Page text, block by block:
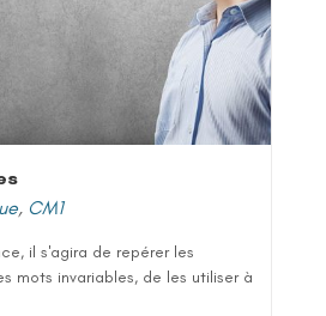
, CM1
il s'agira de repérer les
mots invariables, de les utiliser à